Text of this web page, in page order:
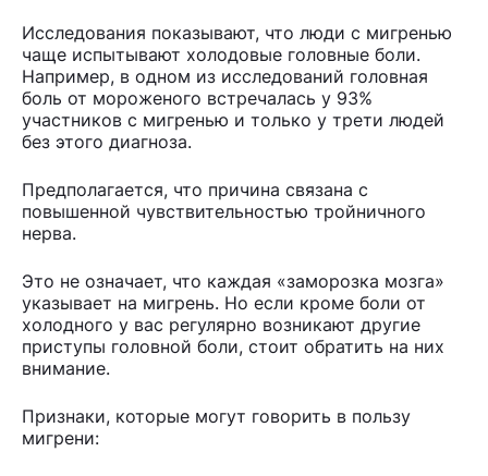
Исследования показывают, что люди с мигренью
чаще испытывают холодовые головные боли.
Например, в одном из исследований головная
боль от мороженого встречалась у 93%
участников с мигренью и только у трети людей
без этого диагноза.
Предполагается, что причина связана с
повышенной чувствительностью тройничного
нерва.
Это не означает, что каждая «заморозка мозга»
указывает на мигрень. Но если кроме боли от
холодного у вас регулярно возникают другие
приступы головной боли, стоит обратить на них
внимание.
Признаки, которые могут говорить в пользу
мигрени: